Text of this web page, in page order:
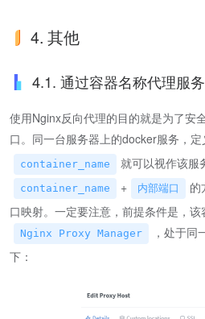
4. 其他
4.1. 通过容器名称代理服务
使用Nginx反向代理的目的就是为了安
口。同一台服务器上的docker服务，定
container_name 就可以视作该服
container_name + 内部端口
的
口映射。一定要注意，前提条件是，该
Nginx Proxy Manager
，处于同
下：